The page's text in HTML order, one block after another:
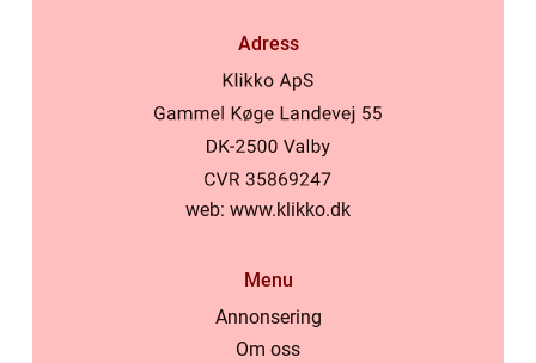
Adress
web: www.klikko.dk
Menu
Annonsering
Om oss